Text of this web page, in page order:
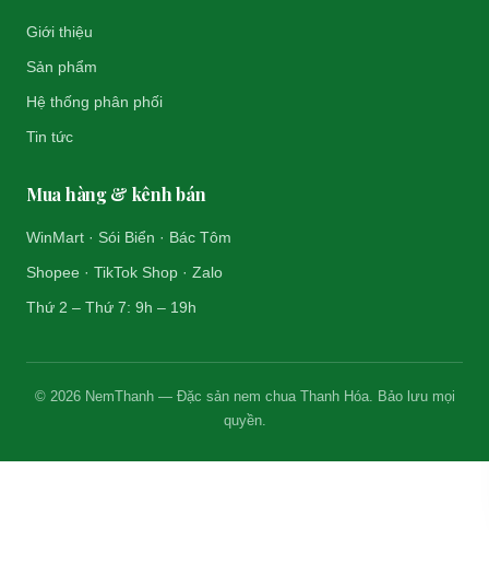
Giới thiệu
Sản phẩm
Hệ thống phân phối
Tin tức
Mua hàng & kênh bán
WinMart · Sói Biển · Bác Tôm
Shopee · TikTok Shop · Zalo
Thứ 2 – Thứ 7: 9h – 19h
© 2026 NemThanh — Đặc sản nem chua Thanh Hóa. Bảo lưu mọi
quyền.